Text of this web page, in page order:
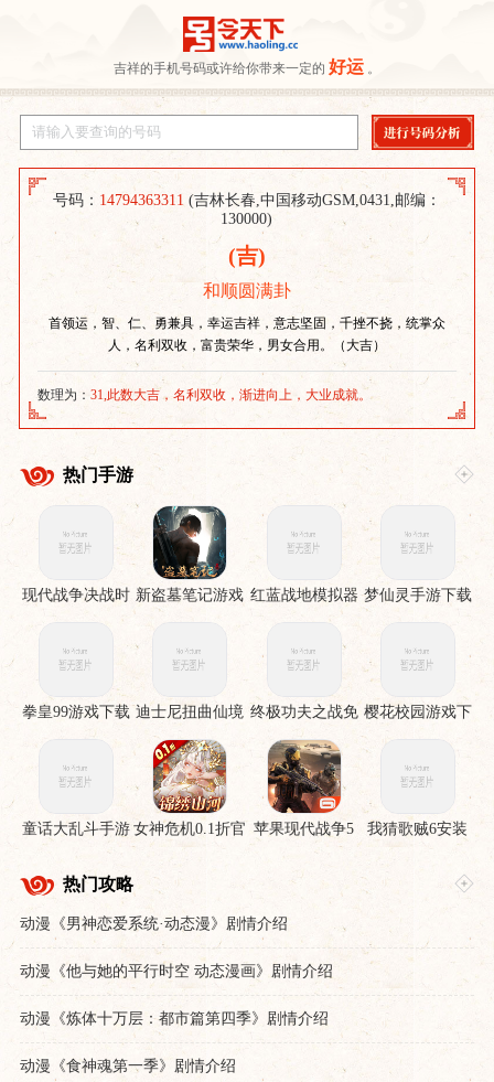
吉祥的手机号码或许给你带来一定的 好运 。
号码： 14794363311(吉林长春,中国移动GSM,0431,邮编：
130000)
(吉)
和顺圆满卦
首领运，智、仁、勇兼具，幸运吉祥，意志坚固，千挫不挠，统掌众
人，名利双收，富贵荣华，男女合用。（大吉）
数理为：31,此数大吉，名利双收，渐进向上，大业成就。
热门手游
现代战争决战时 新盗墓笔记游戏 红蓝战地模拟器 梦仙灵手游下载
拳皇99游戏下载 迪士尼扭曲仙境 终极功夫之战免 樱花校园游戏下
童话大乱斗手游 女神危机0.1折官 苹果现代战争5
眩晕风暴破解直
我猜歌贼6安装
热门攻略
动漫《男神恋爱系统·动态漫》剧情介绍
动漫《他与她的平行时空 动态漫画》剧情介绍
动漫《炼体十万层：都市篇第四季》剧情介绍
动漫《食神魂第一季》剧情介绍